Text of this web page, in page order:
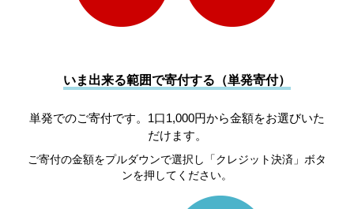
いま出来る範囲で寄付する（単発寄付）
単発でのご寄付です。1口1,000円から金額をお選びいた
だけます。
ご寄付の金額をプルダウンで選択し「クレジット決済」ボタ
ンを押してください。